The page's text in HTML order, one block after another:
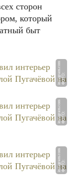
сторон
который
быт
Ф
О
Т
О:
i
n
st
a
g
r
a
m.
c
o
m
Ф
О
Т
О:
i
n
st
a
g
r
a
m.
c
o
m
Ф
О
Т
О:
i
n
st
a
g
r
a
m.
c
o
m